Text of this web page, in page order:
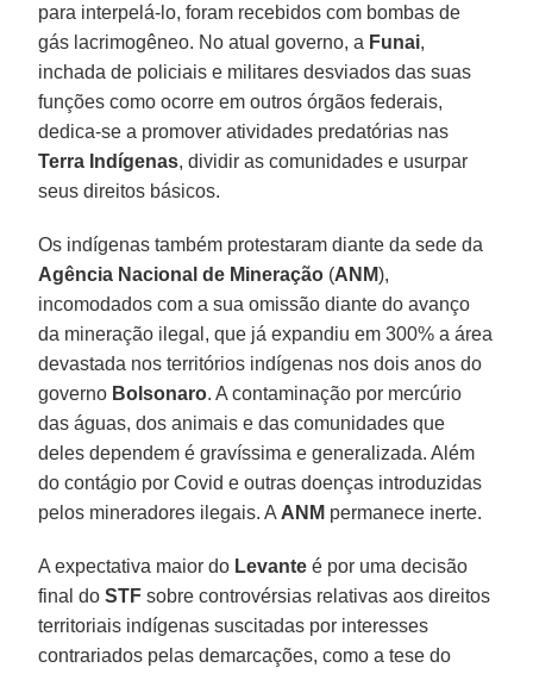
para interpelá-lo, foram recebidos com bombas de
gás lacrimogêneo. No atual governo, a Funai,
inchada de policiais e militares desviados das suas
funções como ocorre em outros órgãos federais,
dedica-se a promover atividades predatórias nas
Terra Indígenas, dividir as comunidades e usurpar
seus direitos básicos.
Os indígenas também protestaram diante da sede da
Agência Nacional de Mineração (ANM),
incomodados com a sua omissão diante do avanço
da mineração ilegal, que já expandiu em 300% a área
devastada nos territórios indígenas nos dois anos do
governo Bolsonaro. A contaminação por mercúrio
das águas, dos animais e das comunidades que
deles dependem é gravíssima e generalizada. Além
do contágio por Covid e outras doenças introduzidas
pelos mineradores ilegais. A ANM permanece inerte.
A expectativa maior do Levante é por uma decisão
final doSTF sobre controvérsias relativas aos direitos
territoriais indígenas suscitadas por interesses
contrariados pelas demarcações, como a tese do